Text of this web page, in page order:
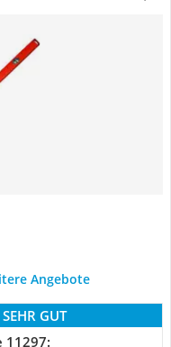
Angebote
SEHR GUT
11297: